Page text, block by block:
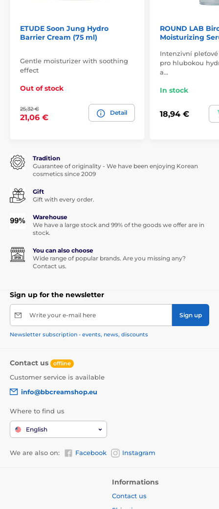
ETUDE Soon Jung Hydro
Barrier Cream (75 ml)
Gentle moisturizer with soothing
effect
Out of stock
25,32 €
21,06 €
Detail
ROUND LAB
Moisturizing
Intenzivní
pro hlubokou
a…
In stock
18,94 €
Tradition
Guarantee of originality - We have been enjoying Korean
cosmetics since 2009
Gift
Gift with every order.
Warehouse
We have a large stock and 99% of the goods we offer are in
stock.
You can also choose
Wide range of popular brands. Are you missing any?
Contact us.
Sign up for the newsletter
Write your e-mail here Sign up
Newsletter subscription - events, news, discounts
Contact us offline
Customer service is available
info@bbcreamshop.eu
Where to find us
English
We are also on: Facebook Instagram
Informations
Contact us